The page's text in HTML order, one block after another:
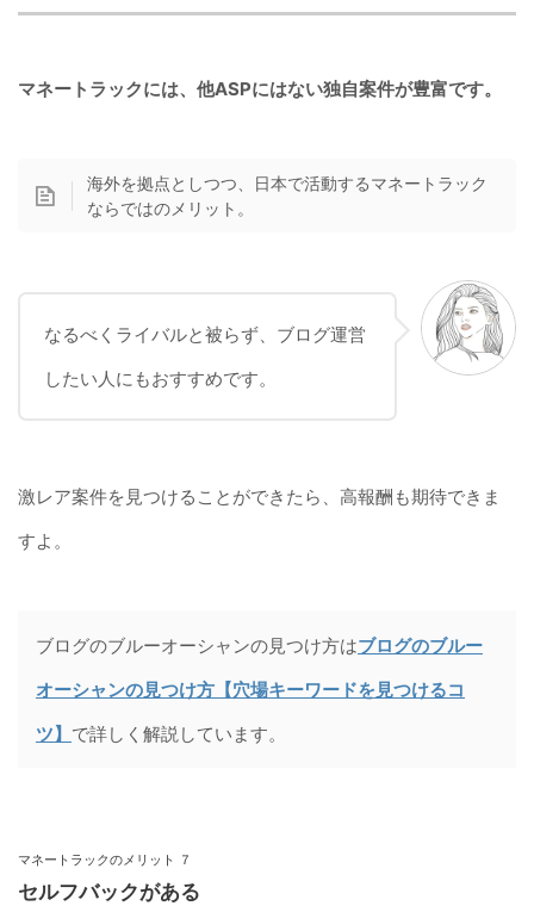
マネートラックには、他ASPにはない独自案件が豊富です。
海外を拠点としつつ、日本で活動するマネートラック
ならではのメリット。
なるべくライバルと被らず、ブログ運営
したい人にもおすすめです。
激レア案件を見つけることができたら、高報酬も期待できま
すよ。
ブログのブルーオーシャンの見つけ方はブログのブルー
オーシャンの見つけ方【穴場キーワードを見つけるコ
ツ】 で詳しく解説しています。
マネートラックのメリット ７
セルフバックがある